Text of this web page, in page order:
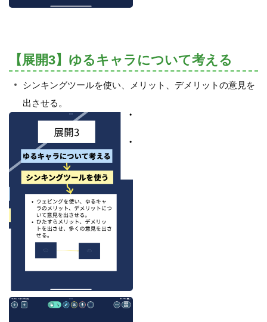
【展開3】ゆるキャラについて考える
シンキングツールを使い、メリット、デメリットの意見を
出させる。